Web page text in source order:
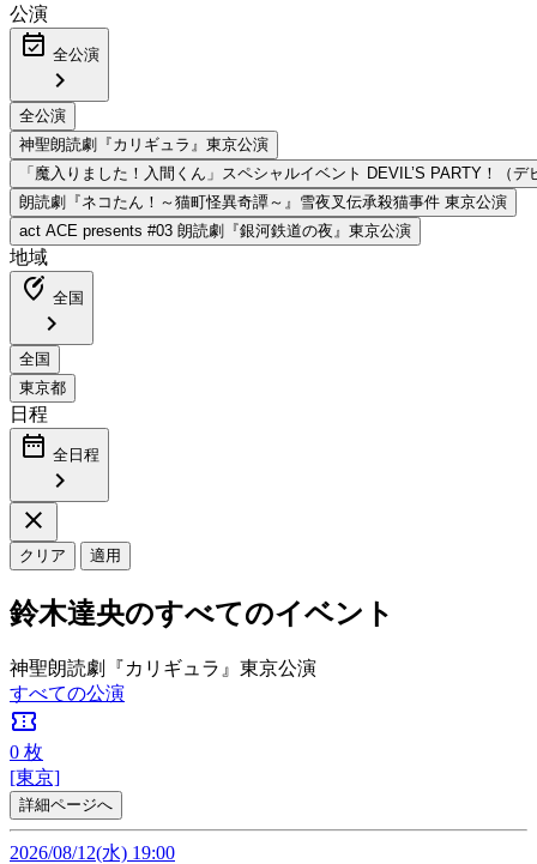
公演
event_available 全公演
chevron_right
地域
edit_location_alt 全国
chevron_right
日程
date_range 全日程
chevron_right
close
クリア 適用
鈴木達央のすべてのイベント
神聖朗読劇『カリギュラ』東京公演
すべての公演
confirmation_number
0 枚
[東京]
詳細ページへ
2026/08/12(水) 19:00